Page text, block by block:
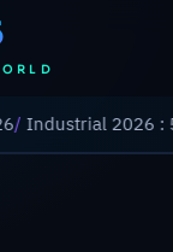
เทคโนโลยีอุตสาหก